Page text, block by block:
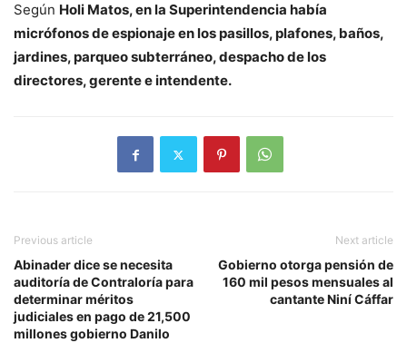
Según Holi Matos, en la Superintendencia había
micrófonos de espionaje en los pasillos, plafones, baños,
jardines, parqueo subterráneo, despacho de los
directores, gerente e intendente.
Previous article
Abinader dice se necesita
auditoría de Contraloría para
determinar méritos
judiciales en pago de 21,500
millones gobierno Danilo
Next article
Gobierno otorga pensión de
160 mil pesos mensuales al
cantante Niní Cáffar